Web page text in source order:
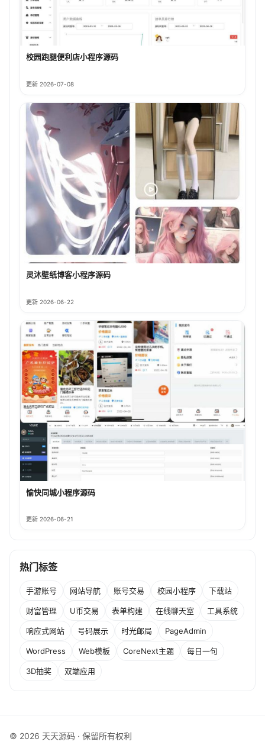
校园跑腿便利店小程序源码
更新 2026-07-08
灵沐壁纸博客小程序源码
更新 2026-06-22
愉快同城小程序源码
更新 2026-06-21
热门标签
手游账号 网站导航 账号交易 校园小程序 下载站
财富管理 U币交易 表单构建 在线聊天室 工具系统
响应式网站 号码展示 时光邮局 PageAdmin
WordPress Web模板 CoreNext主题 每日一句
3D抽奖 双端应用
© 2026 天天源码 · 保留所有权利